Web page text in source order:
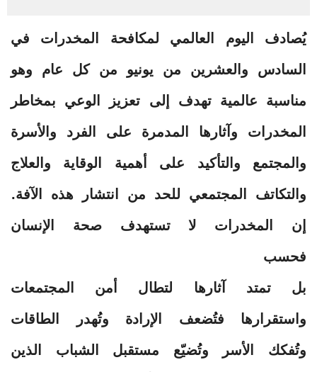
يُصادف اليوم العالمي لمكافحة المخدرات في
السادس والعشرين من يونيو من كل عام وهو
مناسبة عالمية تهدف إلى تعزيز الوعي بمخاطر
المخدرات وآثارها المدمرة على الفرد والأسرة
والمجتمع والتأكيد على أهمية الوقاية والعلاج
والتكاتف المجتمعي للحد من انتشار هذه الآفة.
إن المخدرات لا تستهدف صحة الإنسان
فحسب
بل تمتد آثارها لتطال أمن المجتمعات
واستقرارها فتُضعف الإرادة وتُهدر الطاقات
وتُفكك الأسر وتُضيّع مستقبل الشباب الذين